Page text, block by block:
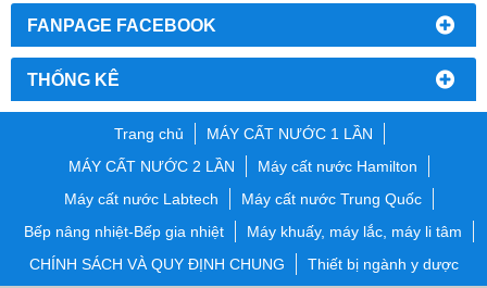
FANPAGE FACEBOOK
THỐNG KÊ
Trang chủ
MÁY CẤT NƯỚC 1 LẦN
MÁY CẤT NƯỚC 2 LẦN
Máy cất nước Hamilton
Máy cất nước Labtech
Máy cất nước Trung Quốc
Bếp nâng nhiệt-Bếp gia nhiệt
Máy khuấy, máy lắc, máy li tâm
CHÍNH SÁCH VÀ QUY ĐỊNH CHUNG
Thiết bị ngành y dược